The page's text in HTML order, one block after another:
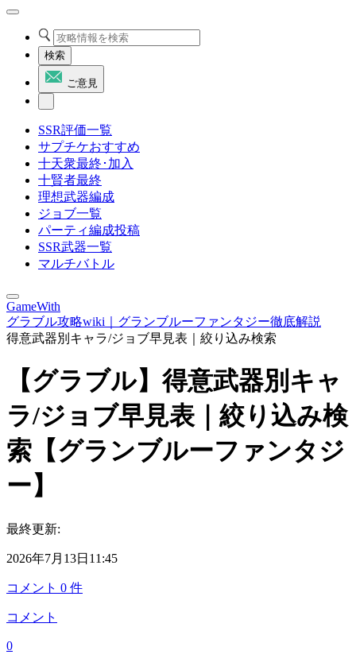
検索
ご意見
SSR評価一覧
サプチケおすすめ
十天衆最終･加入
十賢者最終
理想武器編成
ジョブ一覧
パーティ編成投稿
SSR武器一覧
マルチバトル
GameWith
グラブル攻略wiki｜グランブルーファンタジー徹底解説
得意武器別キャラ/ジョブ早見表｜絞り込み検索
【グラブル】得意武器別キャ
ラ/ジョブ早見表｜絞り込み検
索【グランブルーファンタジ
ー】
最終更新:
2026年7月13日11:45
コメント 0 件
コメント
0